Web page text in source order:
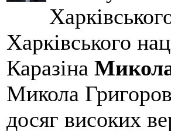
Харківського
Каразіна
Микола
досяг високих